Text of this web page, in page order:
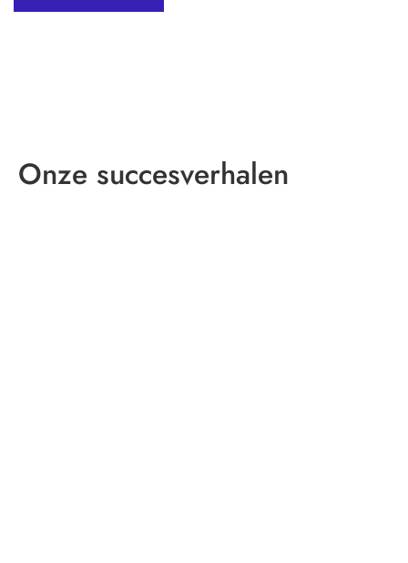
Onze succesverhalen